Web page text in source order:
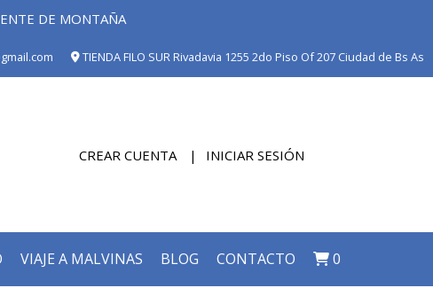
DE MONTAÑA
TIENDA FILO SUR Rivadavia 1255 2do Piso Of 207 Ciudad de Bs As
CREAR CUENTA INICIAR SESIÓN
VIAJE A MALVINAS BLOG CONTACTO 0